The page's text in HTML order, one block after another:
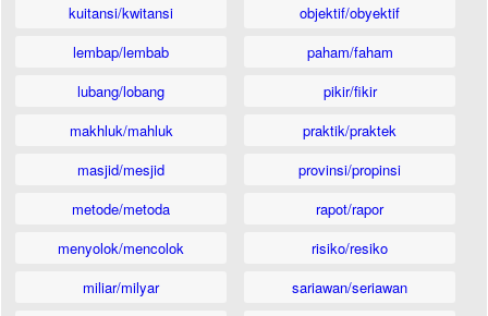
kuitansi/kwitansi
lembap/lembab
lubang/lobang
makhluk/mahluk
masjid/mesjid
metode/metoda
menyolok/mencolok
miliar/milyar
objektif/obyektif
paham/faham
pikir/fikir
praktik/praktek
provinsi/propinsi
rapot/rapor
risiko/resiko
sariawan/seriawan